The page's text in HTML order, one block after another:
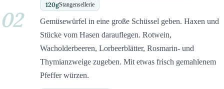
120gStangensellerie
02
Gemüsewürfel in eine große Schüssel geben. Haxen und
Stücke vom Hasen darauflegen. Rotwein,
Wacholderbeeren, Lorbeerblätter, Rosmarin- und
Thymianzweige zugeben. Mit etwas frisch gemahlenem
Pfeffer würzen.